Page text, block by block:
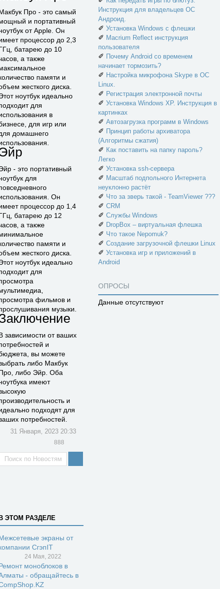
Про - это самый
и портативный
от Apple. Он
процессор до 2,3
батарею до 10
а также
памяти и
жесткого диска.
ноутбук идеально
для
в
для игр или
домашнего
- это портативный
для
Он
процессор до 1,4
батарею до 12
а также
памяти и
жесткого диска.
ноутбук идеально
для
фильмов и
музыки.
зависимости от ваших
и
вы можете
либо Макбук
либо Эйр. Оба
имеют
и
подходят для
потребностей.
31 Января, 2023 20:33
888
ЭТОМ РАЗДЕЛЕ
экраны от
СгэпIT
24 Мая, 2022
моноблоков в
- обращайтесь в
Инструкция для владельцев ОС
Андроид.
✐ Установка Windows с флешки
✐ Macrium Reflect инструкция
пользователя
✐ Почему Android со временем
начинает тормозить?
✐ Настройка микрофона Skype в ОС
Linux.
✐ Регистрация электронной почты
✐ Установка Windows XP. Инструкция в
картинках
✐ Автозагрузка программ в Windows
✐ Принцип работы архиватора
(Алгоритмы сжатия)
✐ Как поставить на папку пароль?
Легко
✐ Установка ssh-сервера
✐ Масштаб подпольного Интернета
неуклонно растёт
✐ Что за зверь такой - TeamViewer ???
✐ CRM
✐ Службы Windows
✐ DropBox – виртуальная флешка
✐ Что такое Nepomuk?
✐ Создание загрузочной флешки Linux
✐ Установка игр и приложений в
Android
ОПРОСЫ
Данные отсутствуют